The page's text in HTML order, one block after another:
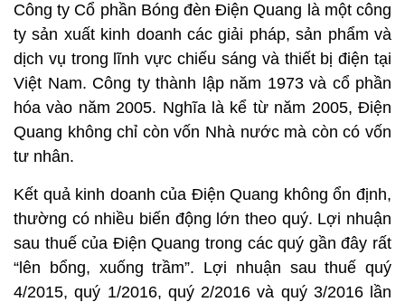
Công ty Cổ phần Bóng đèn Điện Quang là một công
ty sản xuất kinh doanh các giải pháp, sản phẩm và
dịch vụ trong lĩnh vực chiếu sáng và thiết bị điện tại
Việt Nam. Công ty thành lập năm 1973 và cổ phần
hóa vào năm 2005. Nghĩa là kể từ năm 2005, Điện
Quang không chỉ còn vốn Nhà nước mà còn có vốn
tư nhân.
Kết quả kinh doanh của Điện Quang không ổn định,
thường có nhiều biến động lớn theo quý. Lợi nhuận
sau thuế của Điện Quang trong các quý gần đây rất
“lên bổng, xuống trầm”. Lợi nhuận sau thuế quý
4/2015, quý 1/2016, quý 2/2016 và quý 3/2016 lần